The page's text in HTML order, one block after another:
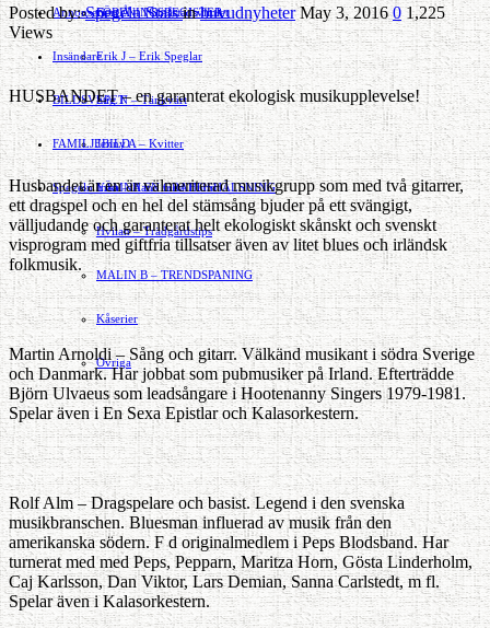
FÖRENINGSREGISTER
Gert Å – I Småstadsvimlet
Erik J – Erik Speglar
Stig N – Tänkvärt
Jenny A – Kvitter
Yrsa – Hand med Hund
Hvilan – Trädgårdstips
MALIN B – TRENDSPANING
Kåserier
Ovriga
Annonsera
Insändare
BILDSVEPET
FAMILJEBILD
LÄMNA EN GRATTISHÄLSNING
Spegeln Info
Posted by:Spegeln Statsinhuvudnyheter May 3, 2016 0 1,225
Views
HUSBANDET – en garanterat ekologisk musikupplevelse!
Husbandet är en är välmeriterad musikgrupp som med två gitarrer,
ett dragspel och en hel del stämsång bjuder på ett svängigt,
välljudande och garanterat helt ekologiskt skånskt och svenskt
visprogram med giftfria tillsatser även av litet blues och irländsk
folkmusik.
Martin Arnoldi – Sång och gitarr. Välkänd musikant i södra Sverige
och Danmark. Har jobbat som pubmusiker på Irland. Efterträdde
Björn Ulvaeus som leadsångare i Hootenanny Singers 1979-1981.
Spelar även i En Sexa Epistlar och Kalasorkestern.
Rolf Alm – Dragspelare och basist. Legend i den svenska
musikbranschen. Bluesman influerad av musik från den
amerikanska södern. F d originalmedlem i Peps Blodsband. Har
turnerat med med Peps, Pepparn, Maritza Horn, Gösta Linderholm,
Caj Karlsson, Dan Viktor, Lars Demian, Sanna Carlstedt, m fl.
Spelar även i Kalasorkestern.